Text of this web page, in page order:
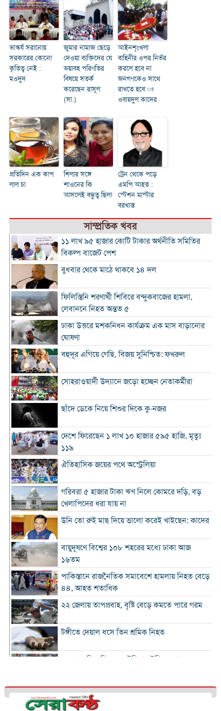
ভাস্কর্য সরানোয়
সরকারের কোনো
কৃতিত্ব নেই :
মওদুদ
জুমার নামাজ ছেড়ে
দেওয়া ব্যক্তিদের যে
ভয়াবহ পরিণতির
বিষয়ে সতর্ক
করেছেন রাসূল
(সা.)
আইনশৃংখলা
বাহিনীর ওপর নির্ভর
করলে হবে না
জনগণকেও সাথে
রাখতে হবে ঃ
ওবায়দুল কাদের
প্রতিদিন এক কাপ
লাল চা
শিলার সঙ্গে
শাওনের কি
আসলেই বন্ধুত্ব ছিল!
ট্রেন থেকে পড়ে
এমপি আহত :
স্টেশন মাস্টার
বরখাস্ত
সাম্প্রতিক খবর
১১ লাখ ৯৫ হাজার কোটি টাকার অর্থনীতি সমিতির
বিকল্প বাজেট পেশ
বুধবার থেকে মাঠে থাকবে ১৪ দল
ফিলিস্তিনি শরণার্থী শিবিরে বন্দুকবাজের হামলা,
লেবাননে নিহত অন্তত ৫
ঢাকা উত্তরে মশকনিধন কার্যক্রম এক মাস বাড়ানোর
ঘোষণা
বহুদূর এগিয়ে গেছি, বিজয় সুনিশ্চিত: ফখরুল
সোহরাওয়ার্দী উদ্যানে জড়ো হচ্ছেন নেতাকর্মীরা
ছাঁদে ডেকে নিয়ে শিশুর দিকে কু-নজর
দেশে ফিরেছেন ১ লাখ ১০ হাজার ৫৯৫ হাজি, মৃত্যু
১১৯
ঐতিহাসিক জয়ের পথে অস্ট্রেলিয়া
গরিবরা ৫ হাজার টাকা ঋণ নিলে কোমরে দড়ি, বড়
খেলাপিদের ধরা যায় না
উনি তো রুই মাছ দিয়ে ভালো করেই খাইছেন: কাদের
বায়ুদূষণে বিশ্বের ১০৮ শহরের মধ্যে ঢাকা আজ
১৬তম
পাকিস্তানে রাজনৈতিক সমাবেশে হামলায় নিহত বেড়ে
৪৪, আহত শতাধিক
২২ জেলায় তাপপ্রবাহ, বৃষ্টি বেড়ে কমতে পারে গরম
টঙ্গীতে দেয়াল ধসে তিন শ্রমিক নিহত
১২ রানে লিড নিয়ে অস্ট্রেলিয়ার ইনিংস শেষ
গলে যাওয়া হিমবাহ থেকে মিলল ৩৭ বছর আগে
নিখোঁজ পর্যটকের মরদেহ